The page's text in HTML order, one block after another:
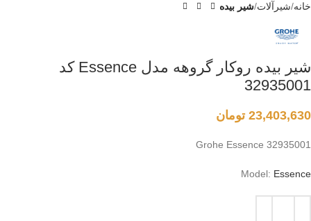
خانه شیرآلات شیر بیده
شیر بیده روکار گروهه مدل Essence کد
32935001
23,403,630 تومان
Grohe Essence 32935001
Model: Essence